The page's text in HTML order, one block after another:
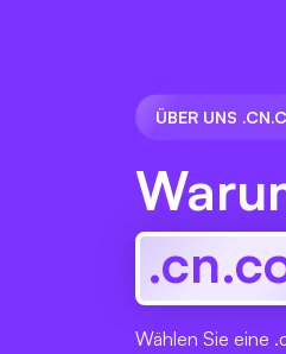
ÜBER UNS
Wählen Sie eine